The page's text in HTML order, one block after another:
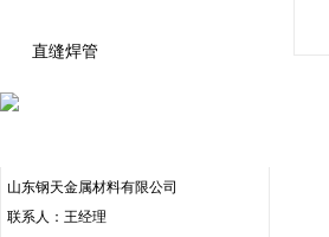
直缝焊管
山东钢天金属材料有限公司
联系人：王经理